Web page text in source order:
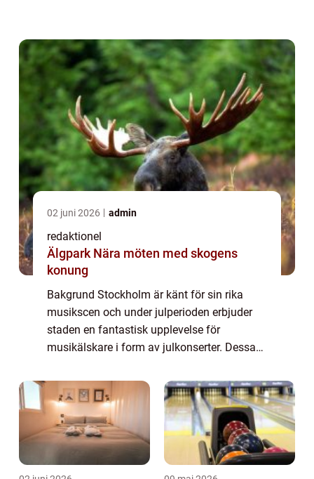
och så...
02 juni 2026 admin
redaktionel
Älgpark Nära möten med skogens
konung
Bakgrund Stockholm är känt för sin rika
musikscen och under julperioden erbjuder
staden en fantastisk upplevelse för
musikälskare i form av julkonserter. Dessa
och sprider julkänslan genom vacker musik
och så...